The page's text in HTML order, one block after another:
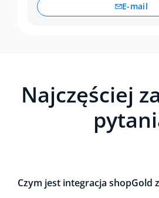
E-mail
Najczęściej
Czym jest integracja shopGold